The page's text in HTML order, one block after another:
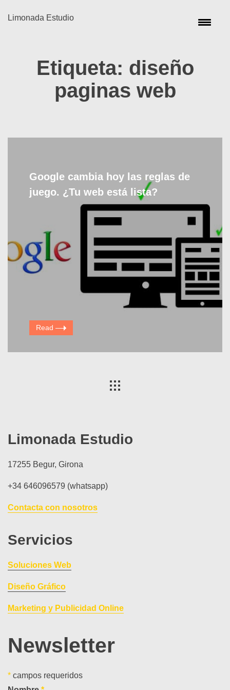
Limonada Estudio
Etiqueta: diseño
paginas web
Google cambia hoy las reglas de
juego. ¿Tu web está lista?
Read
Limonada Estudio
17255 Begur, Girona
+34 646096579 (whatsapp)
Contacta con nosotros
Servicios
Soluciones Web
Diseño Gráfico
Marketing y Publicidad Online
Newsletter
* campos requeridos